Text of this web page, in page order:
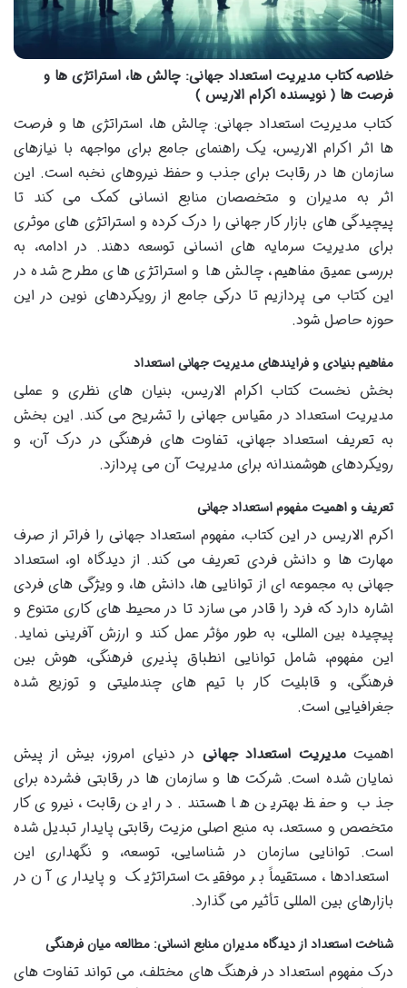
خلاصه کتاب مدیریت استعداد جهانی: چالش ها، استراتژی ها و
فرصت ها ( نویسنده اکرام الاریس )
کتاب مدیریت استعداد جهانی: چالش ها، استراتژی ها و فرصت
ها اثر اکرام الاریس، یک راهنمای جامع برای مواجهه با نیازهای
سازمان ها در رقابت برای جذب و حفظ نیروهای نخبه است. این
اثر به مدیران و متخصصان منابع انسانی کمک می کند تا
پیچیدگی های بازار کار جهانی را درک کرده و استراتژی های موثری
برای مدیریت سرمایه های انسانی توسعه دهند. در ادامه، به
بررسی عمیق مفاهیم، چالش ها و استراتژی های مطرح شده در
این کتاب می پردازیم تا درکی جامع از رویکردهای نوین در این
حوزه حاصل شود.
مفاهیم بنیادی و فرایندهای مدیریت جهانی استعداد
بخش نخست کتاب اکرام الاریس، بنیان های نظری و عملی
مدیریت استعداد در مقیاس جهانی را تشریح می کند. این بخش
به تعریف استعداد جهانی، تفاوت های فرهنگی در درک آن، و
رویکردهای هوشمندانه برای مدیریت آن می پردازد.
تعریف و اهمیت مفهوم استعداد جهانی
اکرم الاریس در این کتاب، مفهوم استعداد جهانی را فراتر از صرف
مهارت ها و دانش فردی تعریف می کند. از دیدگاه او، استعداد
جهانی به مجموعه ای از توانایی ها، دانش ها، و ویژگی های فردی
اشاره دارد که فرد را قادر می سازد تا در محیط های کاری متنوع و
پیچیده بین المللی، به طور مؤثر عمل کند و ارزش آفرینی نماید.
این مفهوم، شامل توانایی انطباق پذیری فرهنگی، هوش بین
فرهنگی، و قابلیت کار با تیم های چندملیتی و توزیع شده
جغرافیایی است.
اهمیتمدیریت استعداد جهانی در دنیای امروز، بیش از پیش
نمایان شده است. شرکت ها و سازمان ها در رقابتی فشرده برای
جذب و حفظ بهترین ها هستند. در این رقابت، نیروی کار
متخصص و مستعد، به منبع اصلی مزیت رقابتی پایدار تبدیل شده
است. توانایی سازمان در شناسایی، توسعه، و نگهداری این
استعدادها، مستقیماً بر موفقیت استراتژیک و پایداری آن در
بازارهای بین المللی تأثیر می گذارد.
شناخت استعداد از دیدگاه مدیران منابع انسانی: مطالعه میان فرهنگی
درک مفهوم استعداد در فرهنگ های مختلف، می تواند تفاوت های